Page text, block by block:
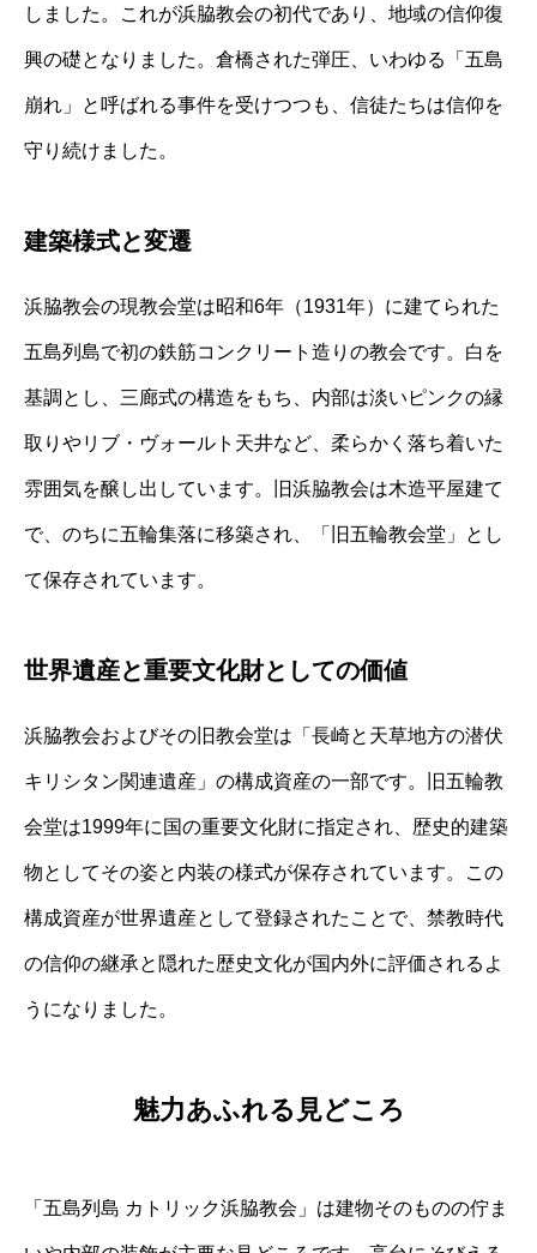
しました。これが浜脇教会の初代であり、地域の信仰復
興の礎となりました。倉橋された弾圧、いわゆる「五島
崩れ」と呼ばれる事件を受けつつも、信徒たちは信仰を
守り続けました。
建築様式と変遷
浜脇教会の現教会堂は昭和6年（1931年）に建てられた
五島列島で初の鉄筋コンクリート造りの教会です。白を
基調とし、三廊式の構造をもち、内部は淡いピンクの縁
取りやリブ・ヴォールト天井など、柔らかく落ち着いた
雰囲気を醸し出しています。旧浜脇教会は木造平屋建て
で、のちに五輪集落に移築され、「旧五輪教会堂」とし
て保存されています。
世界遺産と重要文化財としての価値
浜脇教会およびその旧教会堂は「長崎と天草地方の潜伏
キリシタン関連遺産」の構成資産の一部です。旧五輪教
会堂は1999年に国の重要文化財に指定され、歴史的建築
物としてその姿と内装の様式が保存されています。この
構成資産が世界遺産として登録されたことで、禁教時代
の信仰の継承と隠れた歴史文化が国内外に評価されるよ
うになりました。
魅力あふれる見どころ
「五島列島 カトリック浜脇教会」は建物そのものの佇ま